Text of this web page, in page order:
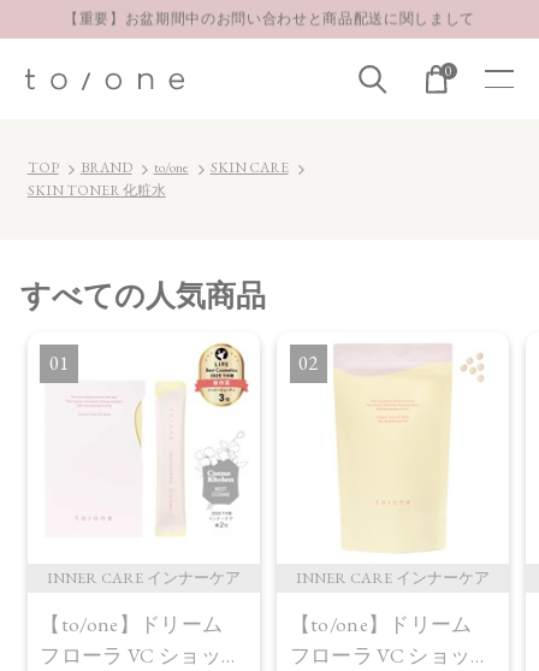
【重要】お盆期間中のお問い合わせと商品配送に関しまして
LINE お友達登録 500円OFFクーポンプレゼント
0
TOP BRAND to/one
SKIN CARE
SKIN TONER 化粧水
すべての人気商品
1
INNER CARE インナーケア
【to/one】ドリーム
フローラ VC ショット
2
INNER CARE インナーケア
【to/one】ドリーム
フローラ VC ショット